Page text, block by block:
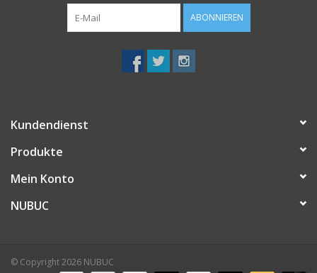
ABONNIEREN
Kundendienst
Produkte
Mein Konto
NUBUC
© Copyright 2026 NUBUC